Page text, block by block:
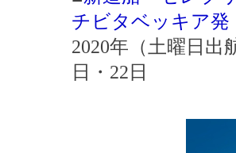
チビタベッキア
2020年（土曜日出
日・22日